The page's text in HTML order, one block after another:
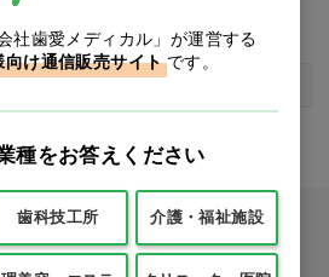
前へ 次へ
をご利用のお客様
社歯愛メディカル」が運営する
向け通信販売サイト です。
種をお答えください
歯科技工所 介護・福祉施設